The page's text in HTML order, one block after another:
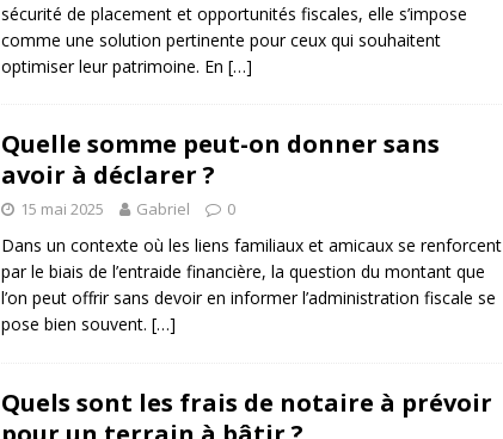
sécurité de placement et opportunités fiscales, elle s’impose
comme une solution pertinente pour ceux qui souhaitent
optimiser leur patrimoine. En […]
Quelle somme peut-on donner sans
avoir à déclarer ?
15 mai 2025 Gabriel 0
Dans un contexte où les liens familiaux et amicaux se renforcent
par le biais de l’entraide financière, la question du montant que
l’on peut offrir sans devoir en informer l’administration fiscale se
pose bien souvent. […]
Quels sont les frais de notaire à prévoir